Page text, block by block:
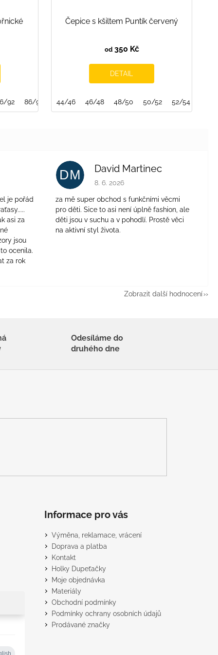
CORAL PINK BLUEBERRY BERRY SMOOTHIE WILD CHERRY
92 86/92/98
Čepice s kšiltem Puntík červený
od350 Kč
DETAIL
44/46 46/48 48/50 50/52 52/54
je 4 z 5 hvězdiček.
je pořád
asi za
jsou
ocenila.
za rok
DM David Martinec
Hodnocení obchodu je 5 z 5 hvězdiček.
8. 6. 2026
za mě super obchod s funkčními věcmi
pro děti. Sice to asi není úplně fashion, ale
děti jsou v suchu a v pohodlí. Prostě věci
na aktivní styl života.
Zobrazit další hodnocení
Odesíláme do
druhého dne
Informace pro vás
Výměna, reklamace, vrácení
Doprava a platba
Kontakt
Holky Dupeťačky
Moje objednávka
Materiály
Obchodní podmínky
Podmínky ochrany osobních údajů
Prodávané značky